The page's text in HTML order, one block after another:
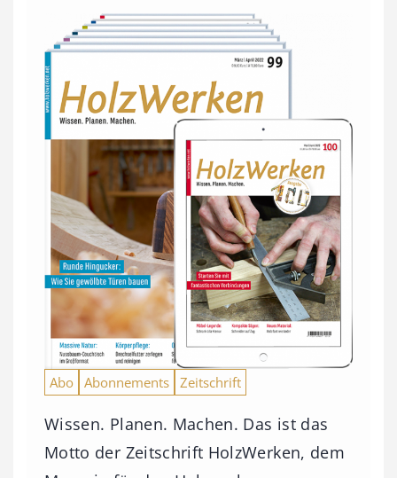
Abo Abonnements Zeitschrift
Wissen. Planen. Machen. Das ist das
Motto der Zeitschrift HolzWerken, dem